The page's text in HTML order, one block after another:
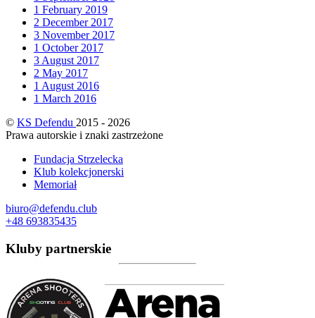
1 February 2019
2 December 2017
3 November 2017
1 October 2017
3 August 2017
2 May 2017
1 August 2016
1 March 2016
© KS Defendu 2015 - 2026
Prawa autorskie i znaki zastrzeżone
Fundacja Strzelecka
Klub kolekcjonerski
Memoriał
biuro@defendu.club
+48 693835435
Kluby partnerskie